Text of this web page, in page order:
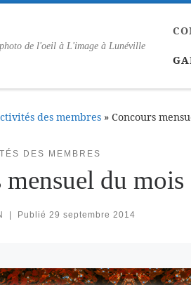
de l'oeil à L'image à Lunéville
des membres » Concours
DES MEMBRES
du
| Publié 29 septembre 2014